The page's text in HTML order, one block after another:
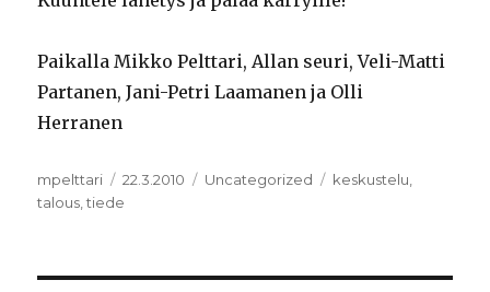
Paikalla Mikko Pelttari, Allan seuri, Veli-Matti
Partanen, Jani-Petri Laamanen ja Olli
Herranen
Kirjoittaja
mpelttari Julkaistu
22.3.2010 Kategoriat
Uncategorized Avainsanat
keskustelu
talous ,tiede